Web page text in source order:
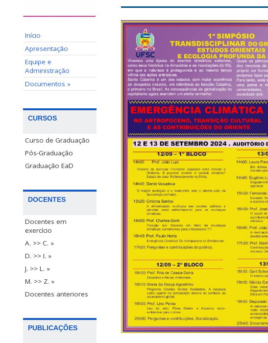
Início
Apresentação
Equipe e
Administração
Documentos »
CURSOS
Curso de Graduação
Pós-Graduação
Graduação EaD
DOCENTES
Docentes em
exercício
A. >> C. »
D. >> I. »
J. >> L. »
M. >> Z. »
Docentes anteriores
PUBLICAÇÕES